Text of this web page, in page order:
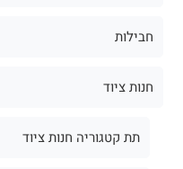
חבילות
חנות ציוד
תת קטגוריה חנות ציוד